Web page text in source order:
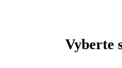
Vyberte